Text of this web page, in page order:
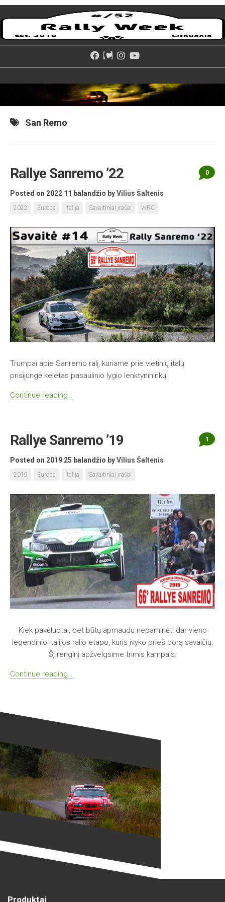
Skip
to
San Remo
Rallye Sanremo ’22
Posted on 2022 11 balandžio byVilius Šaltenis
2022 Europa Italija Savaitiniai įrašai WRC
0
Trumpai apie Sanremo ralį, kuriame prie vietinių italų
prisijungė keletas pasaulinio lygio lenktynininkų
Continue reading…
Rallye Sanremo ’19
Posted on 2019 25 balandžio byVilius Šaltenis
2019 Europa Italija Savaitiniai įrašai
1
Kiek pavėluotai, bet būtų apmaudu nepaminėti dar vieno
legendinio Italijos ralio etapo, kuris įvyko prieš porą savaičių.
Šį renginį apžvelgsime trimis kampais.
Continue reading…
Produktai